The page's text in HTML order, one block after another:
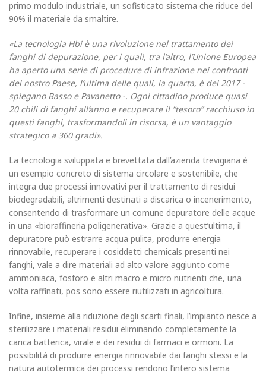
primo modulo industriale, un sofisticato sistema che riduce del
90% il ma­teriale da smaltire.
«La tecnologia Hbi è una rivoluzio­ne nel trattamento dei
fanghi di depurazione, per i quali, tra l’altro, l’Unione Europea
ha aperto una se­rie di procedure di infrazione nei confronti
del nostro Paese, l’ultima delle quali, la quarta, è del 2017 -
spiegano Basso e Pavanetto -. Ogni cittadino produce quasi
20 chili di fanghi all’anno e recuperare il “te­soro” racchiuso in
questi fanghi, trasformandoli in risorsa, è un vantaggio
strategico a 360 gradi».
La tecnologia sviluppata e brevet­tata dall’azienda trevigiana è
un esempio concreto di sistema circo­lare e sostenibile, che
integra due processi innovativi per il tratta­mento di residui
biodegradabili, al­trimenti destinati a discarica o in­cenerimento,
consentendo di tra­sformare un comune depuratore delle acque
in una «bioraffineria poligenerativa». Grazie a quest’ultima, il
depuratore può estrarre acqua pulita, produrre energia
rinnovabile, recuperare i cosiddetti chemicals presenti nei
fanghi, vale a dire materiali ad alto valore aggiunto come
ammoniaca, fosforo e altri macro e micro nu­trienti che, una
volta raffinati, pos sono essere riutilizzati in agricol­tura.
Infine, insieme alla riduzione degli scarti finali, l’impianto riesce a
sterilizzare i materiali residui eli­minando completamente la
carica batterica, virale e dei residui di far­maci e ormoni. La
possibilità di produrre energia rinnovabile dai fanghi stessi e la
natura autotermica dei processi rendono l’intero sistema